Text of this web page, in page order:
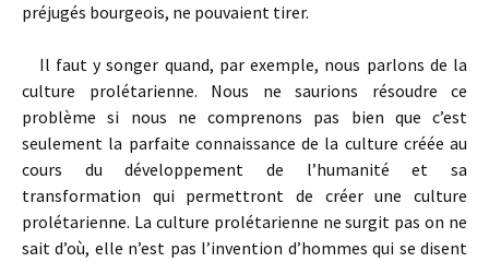
préjugés bourgeois, ne pouvaient tirer.
Il faut y songer quand, par exemple, nous parlons de la
culture prolétarienne. Nous ne saurions résoudre ce
problème si nous ne comprenons pas bien que c’est
seulement la parfaite connaissance de la culture créée au
cours du développement de l’humanité et sa
transformation qui permettront de créer une culture
prolétarienne. La culture prolétarienne ne surgit pas on ne
sait d’où, elle n’est pas l’invention d’hommes qui se disent